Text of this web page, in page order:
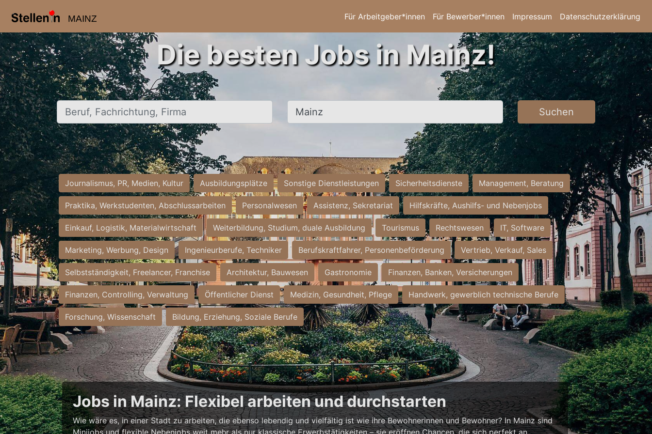
MAINZ Für Arbeitgeber*innen Für Bewerber*innen Impressum Datenschutzerklärung
Die besten Jobs in Mainz!
Beruf, Fachrichtung, Firma Ort, Stadt Suchen
Journalismus, PR, Medien, Kultur Ausbildungsplätze Sonstige Dienstleistungen Sicherheitsdienste Management, Beratung
Praktika, Werkstudenten, Abschlussarbeiten Personalwesen Assistenz, Sekretariat Hilfskräfte, Aushilfs- und Nebenjobs
Einkauf, Logistik, Materialwirtschaft Weiterbildung, Studium, duale Ausbildung Tourismus Rechtswesen IT, Software
Marketing, Werbung, Design Ingenieurberufe, Techniker Berufskraftfahrer, Personenbeförderung Vertrieb, Verkauf, Sales
Selbstständigkeit, Freelancer, Franchise Architektur, Bauwesen Gastronomie Finanzen, Banken, Versicherungen
Finanzen, Controlling, Verwaltung Öffentlicher Dienst Medizin, Gesundheit, Pflege Handwerk, gewerblich technische Berufe
Forschung, Wissenschaft Bildung, Erziehung, Soziale Berufe
Jobs in Mainz: Flexibel arbeiten und durchstarten
Wie wäre es, in einer Stadt zu arbeiten, die ebenso lebendig und vielfältig ist wie ihre Bewohnerinnen und Bewohner? In Mainz sind